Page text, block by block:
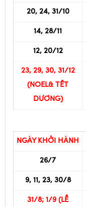
20, 26/9
20, 24, 31/10
14, 28/11
12, 20/12
23, 29, 30, 31/12
(NOEL& TẾT
NGÀY KHỞI HÀNH
26/7
9, 11, 23, 30/8